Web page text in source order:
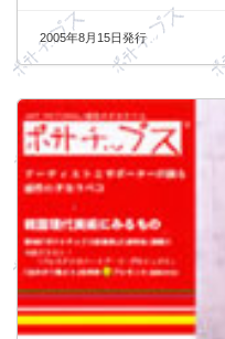
2005年8月15日発行